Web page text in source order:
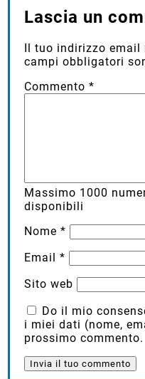
Lascia un
Il tuo indirizzo email
campi obbligatori
Commento*
Massimo 1000
disponibili
Nome*
Email*
Sito web
Do il mio
i miei dati (nome,
prossimo commento.